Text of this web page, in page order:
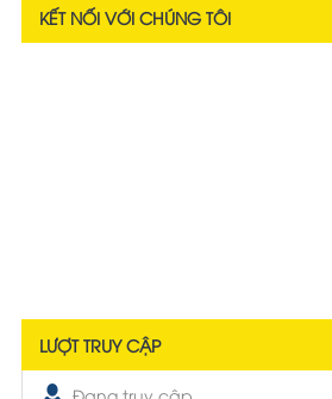
KẾT NỐI VỚI CHÚNG TÔI
LƯỢT TRUY CẬP